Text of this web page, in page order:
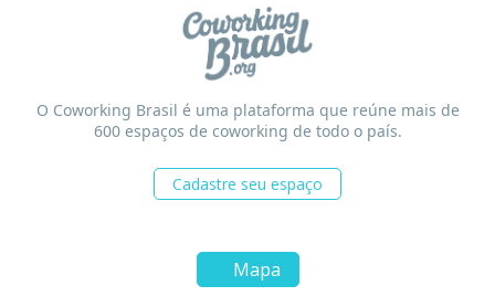
Mapa
O Coworking Brasil é uma plataforma que reúne mais de
600 espaços de coworking de todo o país.
Cadastre seu espaço